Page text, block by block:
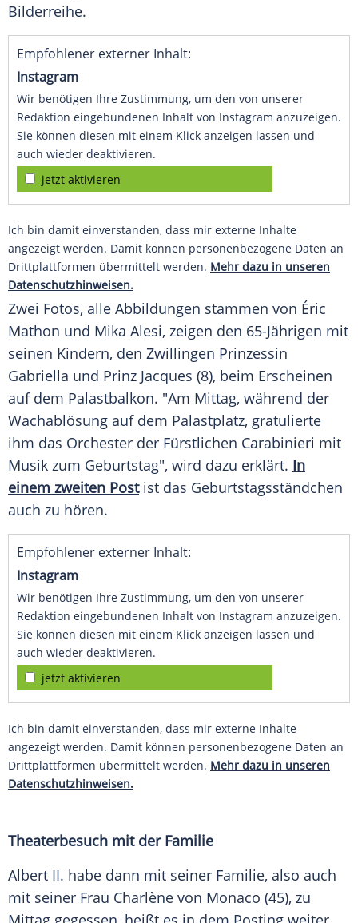
Bilderreihe.
Empfohlener externer Inhalt:
Instagram
Wir benötigen Ihre Zustimmung, um den von unserer
Redaktion eingebundenen Inhalt von Instagram anzuzeigen.
Sie können diesen mit einem Klick anzeigen lassen und
auch wieder deaktivieren.
jetzt aktivieren
Ich bin damit einverstanden, dass mir externe Inhalte
angezeigt werden. Damit können personenbezogene Daten an
Drittplattformen übermittelt werden. Mehr dazu in unseren
Datenschutzhinweisen.
Zwei Fotos, alle Abbildungen stammen von Éric
Mathon und Mika Alesi, zeigen den 65-Jährigen mit
seinen Kindern, den Zwillingen Prinzessin
Gabriella und Prinz Jacques (8), beim Erscheinen
auf dem Palastbalkon. "Am Mittag, während der
Wachablösung auf dem Palastplatz, gratulierte
ihm das Orchester der Fürstlichen Carabinieri mit
Musik zum Geburtstag", wird dazu erklärt. In
einem zweiten Postist das Geburtstagsständchen
auch zu hören.
Empfohlener externer Inhalt:
Instagram
Wir benötigen Ihre Zustimmung, um den von unserer
Redaktion eingebundenen Inhalt von Instagram anzuzeigen.
Sie können diesen mit einem Klick anzeigen lassen und
auch wieder deaktivieren.
jetzt aktivieren
Ich bin damit einverstanden, dass mir externe Inhalte
angezeigt werden. Damit können personenbezogene Daten an
Drittplattformen übermittelt werden. Mehr dazu in unseren
Datenschutzhinweisen.
Theaterbesuch mit der Familie
Albert II. habe dann mit seiner Familie, also auch
mit seiner Frau Charlène von Monaco (45), zu